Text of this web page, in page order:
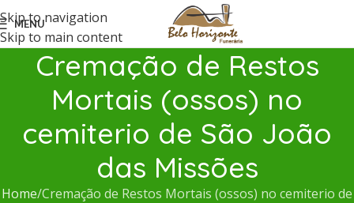
Skip to navigation
Skip to main content
MENU
Cremação de Restos
Mortais (ossos) no
cemiterio de São João
das Missões
Home Cremação de Restos Mortais (ossos) no cemiterio de